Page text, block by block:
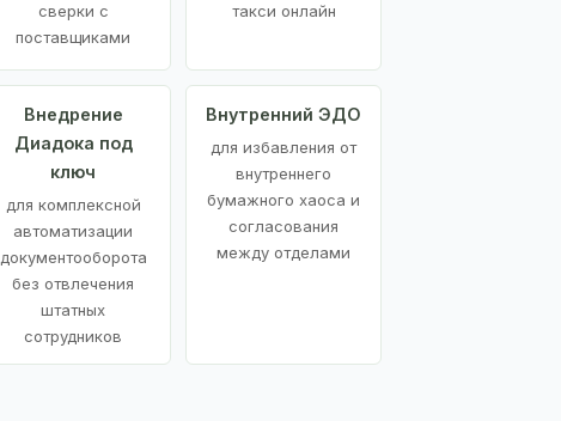
сверки с
поставщиками
такси онлайн
Внедрение
Диадока под
ключ
для комплексной
автоматизации
документооборота
без отвлечения
штатных
сотрудников
Внутренний ЭДО
для избавления от
внутреннего
бумажного хаоса и
согласования
между отделами